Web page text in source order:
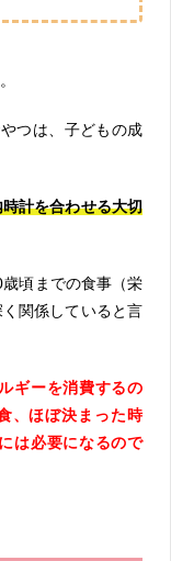
つは、子どもの成
計を合わせる大切
頃までの食事（栄
関係していると言
ギーを消費するの
、ほぼ決まった時
は必要になるので